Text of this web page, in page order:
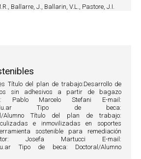
Ballarre, J., Ballarin, V.L., Pastore, J.I.
Título del plan de trabajo:Desarrollo de
sin adhesivos a partir de bagazo
Pablo Marcelo Stefani E-mail:
Tipo de beca:
Alumno Título del plan de trabajo:
e inmovilizadas en soportes
sostenible para remediación
Josefa Martucci E-mail:
Tipo de beca: Doctoral/Alumno